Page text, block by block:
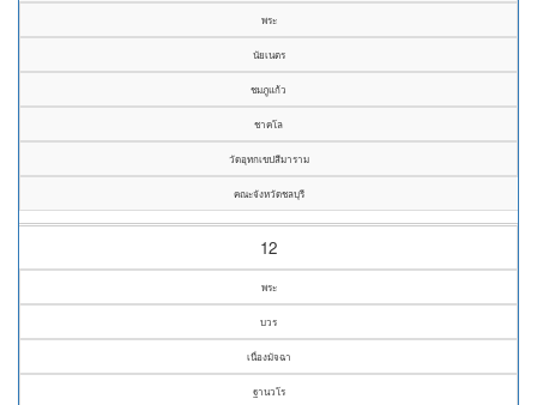
พระ
นัยเนตร
ชมภูแก้ว
ชาคโล
วัดอุทกเขปสีมาราม
คณะจังหวัดชลบุรี
12
พระ
บวร
เนื่องมัจฉา
ฐานวโร